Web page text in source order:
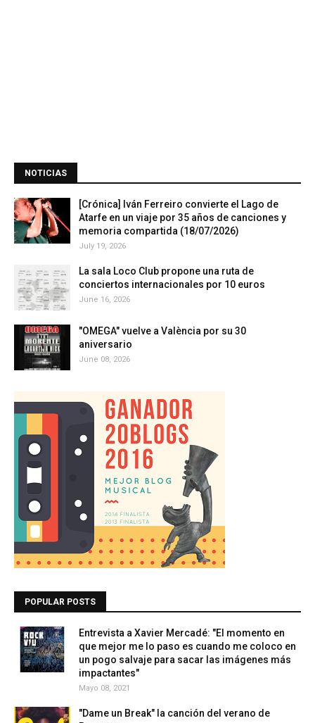
NOTICIAS
[Crónica] Iván Ferreiro convierte el Lago de
Atarfe en un viaje por 35 años de canciones y
memoria compartida (18/07/2026)
July 19, 2026
La sala Loco Club propone una ruta de
conciertos internacionales por 10 euros
June 16, 2026
"OMEGA" vuelve a València por su 30
aniversario
June 08, 2026
POPULAR POSTS
Entrevista a Xavier Mercadé: "El momento en
que mejor me lo paso es cuando me coloco en
un pogo salvaje para sacar las imágenes más
impactantes"
Mayo 08, 2021
"Dame un Break" la canción del verano de